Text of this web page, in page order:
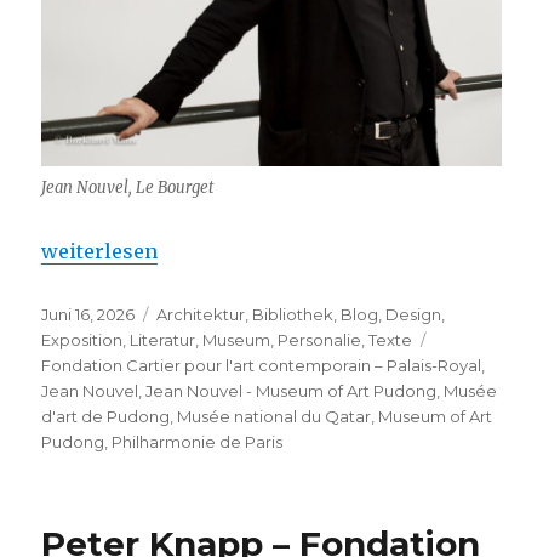
Jean Nouvel, Le Bourget
„Jean Nouvel – Museum of Art Pudong“
weiterlesen
Veröffentlicht
am
Juni 16, 2026 Kategorien
Architektur Bibliothek Blog Design
Exposition Literatur Museum Personalie ,Texte
Fondation Cartier pour l'art contemporain – Palais-Royal
Jean Nouvel ,Jean Nouvel - Museum of Art Pudong Musée
d'art de Pudong Musée national du Qatar Museum of Art
Pudong Philharmonie de Paris
Peter Knapp – Fondation